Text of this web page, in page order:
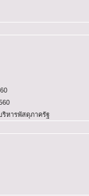
ริหารพัสดุภาครัฐ